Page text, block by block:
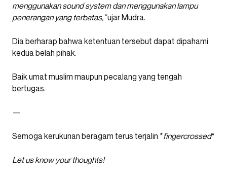
menggunakan sound system dan menggunakan lampu
penerangan yang terbatas,”ujar Mudra.
Dia berharap bahwa ketentuan tersebut dapat dipahami
kedua belah pihak.
Baik umat muslim maupun pecalang yang tengah
bertugas.
—
Semoga kerukunan beragam terus terjalin *fingercrossed*
Let us know your thoughts!